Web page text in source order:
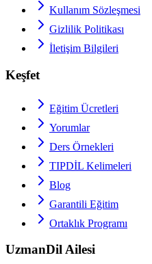
Kullanım Sözleşmesi
Gizlilik Politikası
İletişim Bilgileri
Keşfet
Eğitim Ücretleri
Yorumlar
Ders Örnekleri
TIPDİL Kelimeleri
Blog
Garantili Eğitim
Ortaklık Programı
UzmanDil Ailesi